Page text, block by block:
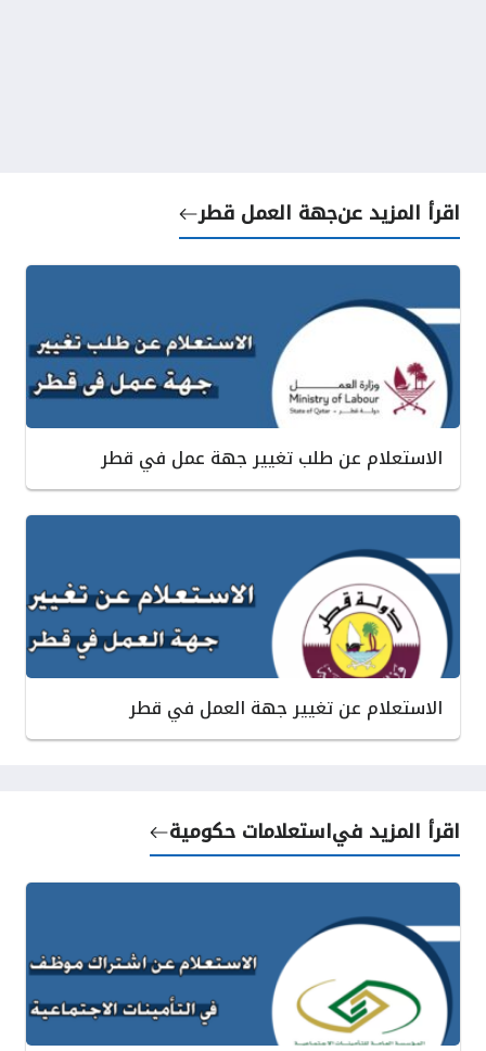
اقرأ المزيد عنجهة العمل قطر
الاستعلام عن طلب تغيير جهة عمل في قطر
الاستعلام عن تغيير جهة العمل في قطر
اقرأ المزيد فياستعلامات حكومية